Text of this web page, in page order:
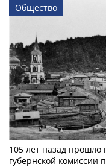
Общество
105 лет назад прошло
губернской